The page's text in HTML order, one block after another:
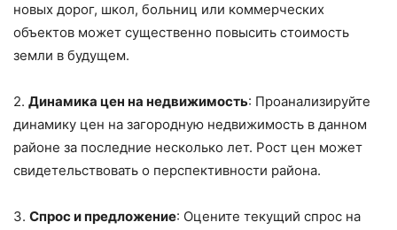
новых дорог, школ, больниц или коммерческих
объектов может существенно повысить стоимость
земли в будущем.
2. Динамика цен на недвижимость: Проанализируйте
динамику цен на загородную недвижимость в данном
районе за последние несколько лет. Рост цен может
свидетельствовать о перспективности района.
3. Спрос и предложение: Оцените текущий спрос на